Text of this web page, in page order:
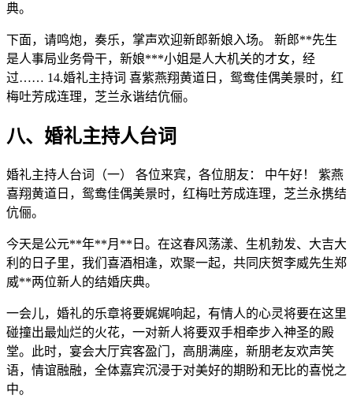
典。
下面，请鸣炮，奏乐，掌声欢迎新郎新娘入场。 新郎**先生
是人事局业务骨干，新娘***小姐是人大机关的才女，经
过…… 14.婚礼主持词 喜紫燕翔黄道日，鸳鸯佳偶美景时，红
梅吐芳成连理，芝兰永谐结伉俪。
八、婚礼主持人台词
婚礼主持人台词（一） 各位来宾，各位朋友： 中午好！ 紫燕
喜翔黄道日，鸳鸯佳偶美景时，红梅吐芳成连理，芝兰永携结
伉俪。
今天是公元**年**月**日。在这春风荡漾、生机勃发、大吉大
利的日子里，我们喜酒相逢，欢聚一起，共同庆贺李威先生郑
威**两位新人的结婚庆典。
一会儿，婚礼的乐章将要娓娓响起，有情人的心灵将要在这里
碰撞出最灿烂的火花，一对新人将要双手相牵步入神圣的殿
堂。此时，宴会大厅宾客盈门，高朋满座，新朋老友欢声笑
语，情谊融融，全体嘉宾沉浸于对美好的期盼和无比的喜悦之
中。